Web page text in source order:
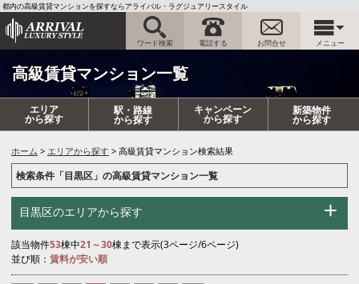
都内の高級賃貸マンションを探すならアライバル・ラグジュアリースタイル
ワード検索 電話する お問合せ メニュー
高級賃貸マンション一覧
エリア
から探す
駅・路線
から探す
キャンペーン
から探す
新築物件
から探す
ホーム エリアから探す 高級賃貸マンション検索結果
検索条件「目黒区」の高級賃貸マンション一覧
目黒区のエリアから探す
該当物件53棟中21～30棟まで表示(3ページ/6ページ)
並び順： 賃料が安い順